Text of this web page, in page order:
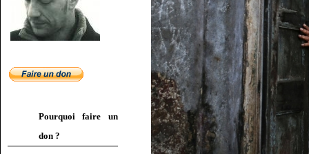
Pourquoi faire un
don ?